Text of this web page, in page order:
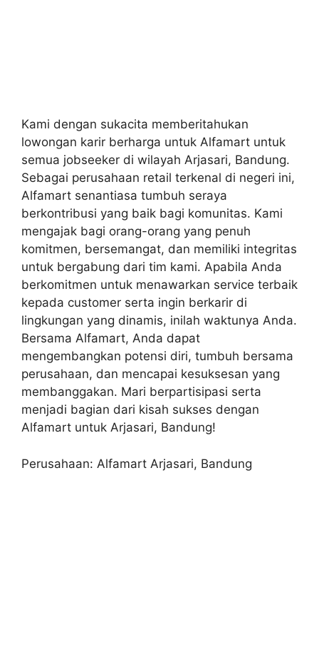
Kami dengan sukacita memberitahukan
lowongan karir berharga untuk Alfamart untuk
semua jobseeker di wilayah Arjasari, Bandung.
Sebagai perusahaan retail terkenal di negeri ini,
Alfamart senantiasa tumbuh seraya
berkontribusi yang baik bagi komunitas. Kami
mengajak bagi orang-orang yang penuh
komitmen, bersemangat, dan memiliki integritas
untuk bergabung dari tim kami. Apabila Anda
berkomitmen untuk menawarkan service terbaik
kepada customer serta ingin berkarir di
lingkungan yang dinamis, inilah waktunya Anda.
Bersama Alfamart, Anda dapat
mengembangkan potensi diri, tumbuh bersama
perusahaan, dan mencapai kesuksesan yang
membanggakan. Mari berpartisipasi serta
menjadi bagian dari kisah sukses dengan
Alfamart untuk Arjasari, Bandung!
Perusahaan: Alfamart Arjasari, Bandung